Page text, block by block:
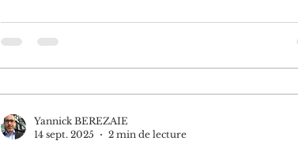
objectifs clairs pour le territoire. Cette
représentation régionale vise plusieurs enjeux
Indien, depuis La
Yannick BEREZAIE
14 sept. 2025
2 min de lecture